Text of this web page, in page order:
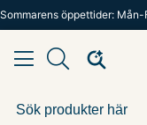
Sommarens öppettider: